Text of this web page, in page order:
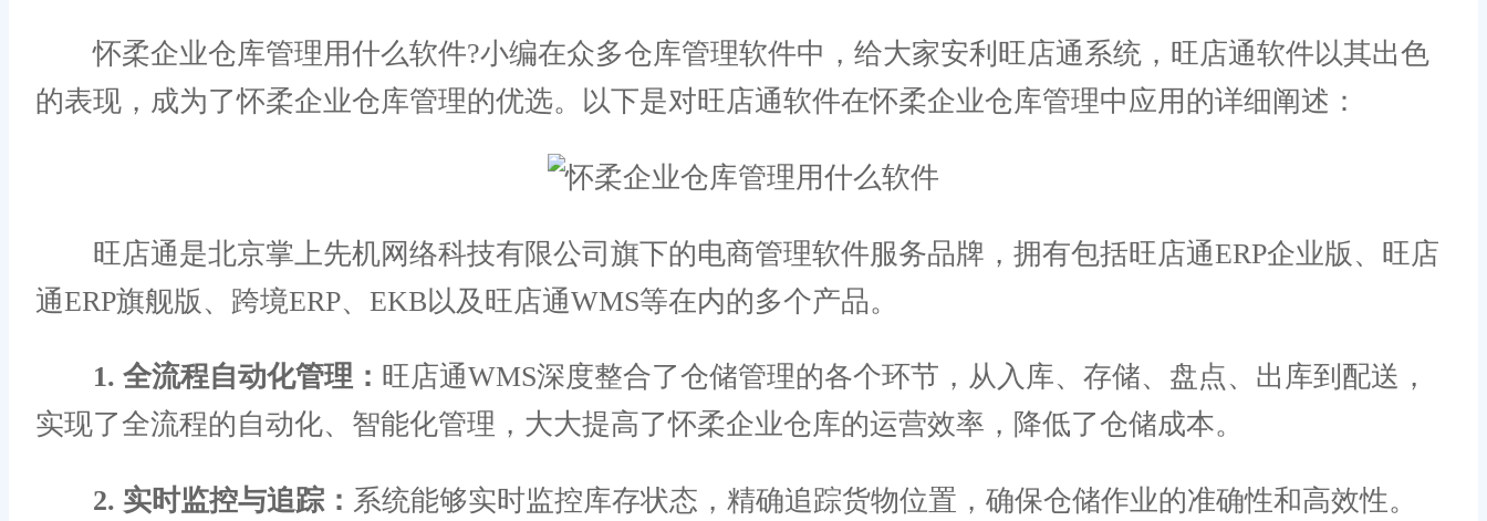
怀柔企业仓库管理用什么软件?小编在众多仓库管理软件中，给大家安利旺店通系统，旺店通软件以其出色
的表现，成为了怀柔企业仓库管理的优选。以下是对旺店通软件在怀柔企业仓库管理中应用的详细阐述：
旺店通是北京掌上先机网络科技有限公司旗下的电商管理软件服务品牌，拥有包括旺店通ERP企业版、旺店
通ERP旗舰版、跨境ERP、EKB以及旺店通WMS等在内的多个产品。
1. 全流程自动化管理： 旺店通WMS深度整合了仓储管理的各个环节，从入库、存储、盘点、出库到配送，
实现了全流程的自动化、智能化管理，大大提高了怀柔企业仓库的运营效率，降低了仓储成本。
2. 实时监控与追踪： 系统能够实时监控库存状态，精确追踪货物位置，确保仓储作业的准确性和高效性。